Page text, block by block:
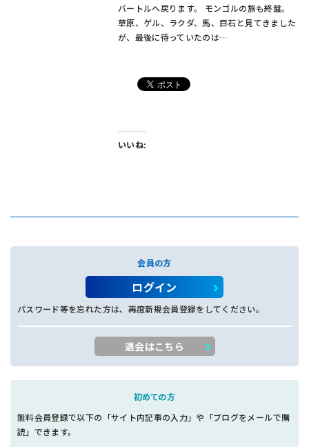
バートルへ戻ります。 モンゴルの旅も終盤。
草原、ゲル、ラクダ、馬、巨石と見てきました
が、最後に待っていたのは…
いいね:
会員の方
ログイン
パスワード等を忘れた方は、再度新規会員登録をしてください。
退会はこちら
初めての方
無料会員登録で以下の「サイト内記事の入力」や「ブログをメールで購
読」できます。